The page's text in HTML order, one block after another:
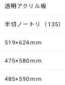
透明アクリル板
半切ノートリ（135）
519×624mm
475×580mm
485×590mm